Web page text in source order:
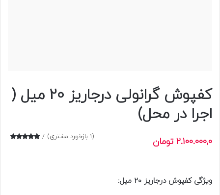
کفپوش گرانولی درجاریز 20 میل (
اجرا در محل)
(
1 بازخورد مشتری) 2.100.000,0 تومان
ویژگی کفپوش درجاریز 20 میل: